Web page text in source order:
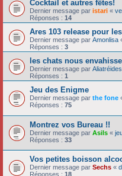
Cocktail et autres fêtes!
Dernier message par istari «
Réponses : 14
Ares 103 release pour
Dernier message par Amonlisa
Réponses : 3
les chats nous
Dernier message par Aliatréides
Réponses : 1
Jeu des Enigme
Dernier message par the fone
Réponses : 75
Montrez vos Bureau !!
Dernier message par Asils «
Réponses : 33
Vos petites boisson
Dernier message par Sechs «
Réponses : 18